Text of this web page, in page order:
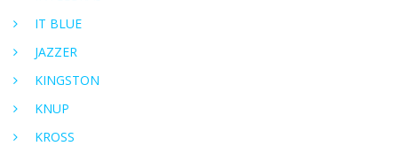
IT BLUE
JAZZER
KINGSTON
KNUP
KROSS